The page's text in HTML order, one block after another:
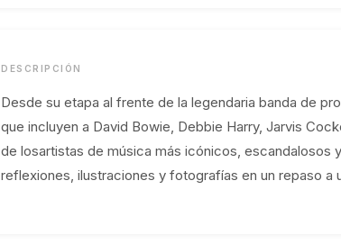
DESCRIPCIÓN
Desde su etapa al frente de la legendaria banda de
que incluyen a David Bowie, Debbie Harry, Jarvis
de losartistas de música más icónicos, escandalosos
reflexiones, ilustraciones y fotografías en un repaso a